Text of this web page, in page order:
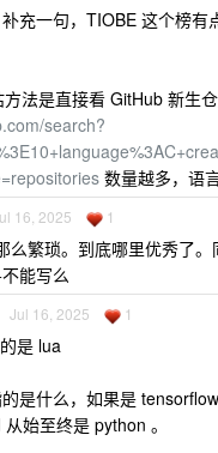
充一句，TIOBE 这个榜有
法是直接看 GitHub 新生仓
search?
数量越多，语
16, 2025 1
么繁琐。到底哪里优秀了
能写么
Jul 16, 2025 1
是 lua
是什么，如果是 tensorflow
始至终是 python 。